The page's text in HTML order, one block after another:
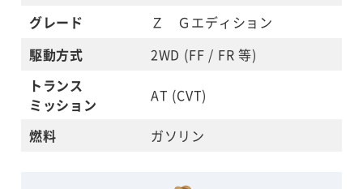
グレード
Ｚ Ｇエディション
駆動方式
2WD (FF / FR 等)
トランス
ミッション
AT (CVT)
燃料 ガソリン